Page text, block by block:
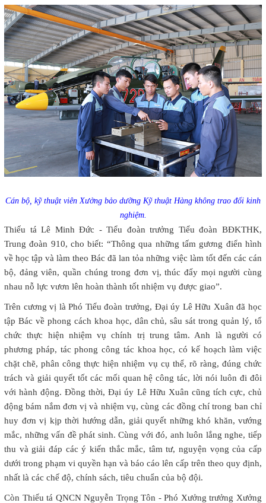
Cán bộ, kỹ thuật viên Xưởng bảo dưỡng Kỹ thuật Hàng không trao đổi kinh
nghiệm.
Thiếu tá Lê Minh Đức - Tiểu đoàn trưởng Tiểu đoàn BĐKTHK,
Trung đoàn 910, cho biết: “Thông qua những tấm gương điển hình
về học tập và làm theo Bác đã lan tỏa những việc làm tốt đến các cán
bộ, đảng viên, quần chúng trong đơn vị, thúc đẩy mọi người cùng
nhau nỗ lực vươn lên hoàn thành tốt nhiệm vụ được giao”.
Trên cương vị là Phó Tiểu đoàn trưởng, Đại úy Lê Hữu Xuân đã học
tập Bác về phong cách khoa học, dân chủ, sâu sát trong quản lý, tổ
chức thực hiện nhiệm vụ chính trị trung tâm. Anh là người có
phương pháp, tác phong công tác khoa học, có kế hoạch làm việc
chặt chẽ, phân công thực hiện nhiệm vụ cụ thể, rõ ràng, đúng chức
trách và giải quyết tốt các mối quan hệ công tác, lời nói luôn đi đôi
với hành động. Đồng thời, Đại úy Lê Hữu Xuân cũng tích cực, chủ
động bám nắm đơn vị và nhiệm vụ, cùng các đồng chí trong ban chỉ
huy đơn vị kịp thời hướng dẫn, giải quyết những khó khăn, vướng
mắc, những vấn đề phát sinh. Cùng với đó, anh luôn lắng nghe, tiếp
thu và giải đáp các ý kiến thắc mắc, tâmtư, nguyện vọng của cấp
dưới trong phạm vi quyền hạn và báo cáo lên cấp trên theo quy định,
nhất là các chế độ, chính sách, tiêu chuẩn của bộ đội.
Còn Thiếu tá QNCN Nguyễn Trọng Tôn - Phó Xưởng trưởng Xưởng